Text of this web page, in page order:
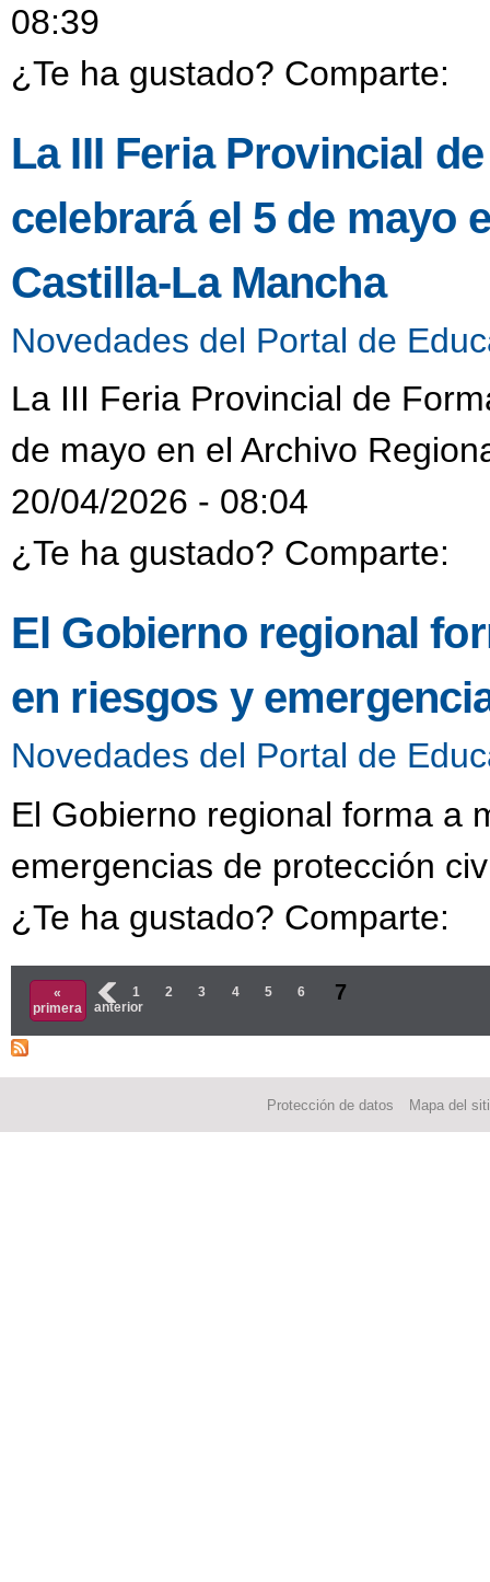
08:39
¿Te ha gustado? Comparte:
La III Feria Provincial
celebrará el 5 de mayo
Castilla-La Mancha
Novedades del Portal de
La III Feria Provincial de
de mayo en el Archivo
20/04/2026 - 08:04
¿Te ha gustado? Comparte:
El Gobierno regional
en riesgos y
Novedades del Portal de
El Gobierno regional forma a
emergencias de protección
¿Te ha gustado? Comparte:
Páginas
«
primera
‹
anterior
1 2 3 4 5 6 7
Protección de datos Mapa del